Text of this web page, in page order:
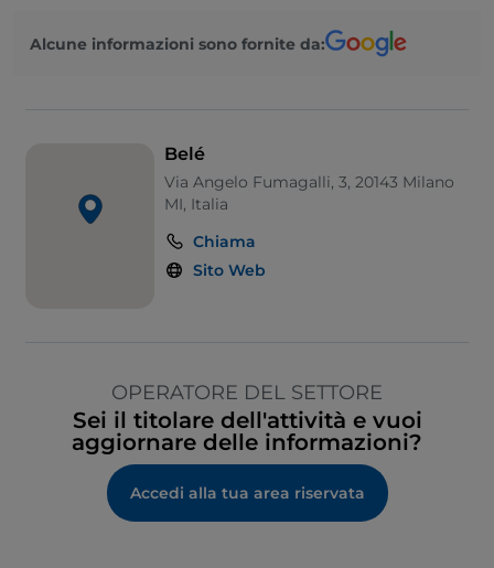
Alcune informazioni sono fornite da:
Belé
Via Angelo Fumagalli, 3, 20143 Milano
MI, Italia
Chiama
Sito Web
OPERATORE DEL SETTORE
Sei il titolare dell'attività e vuoi
aggiornare delle informazioni?
Accedi alla tua area riservata